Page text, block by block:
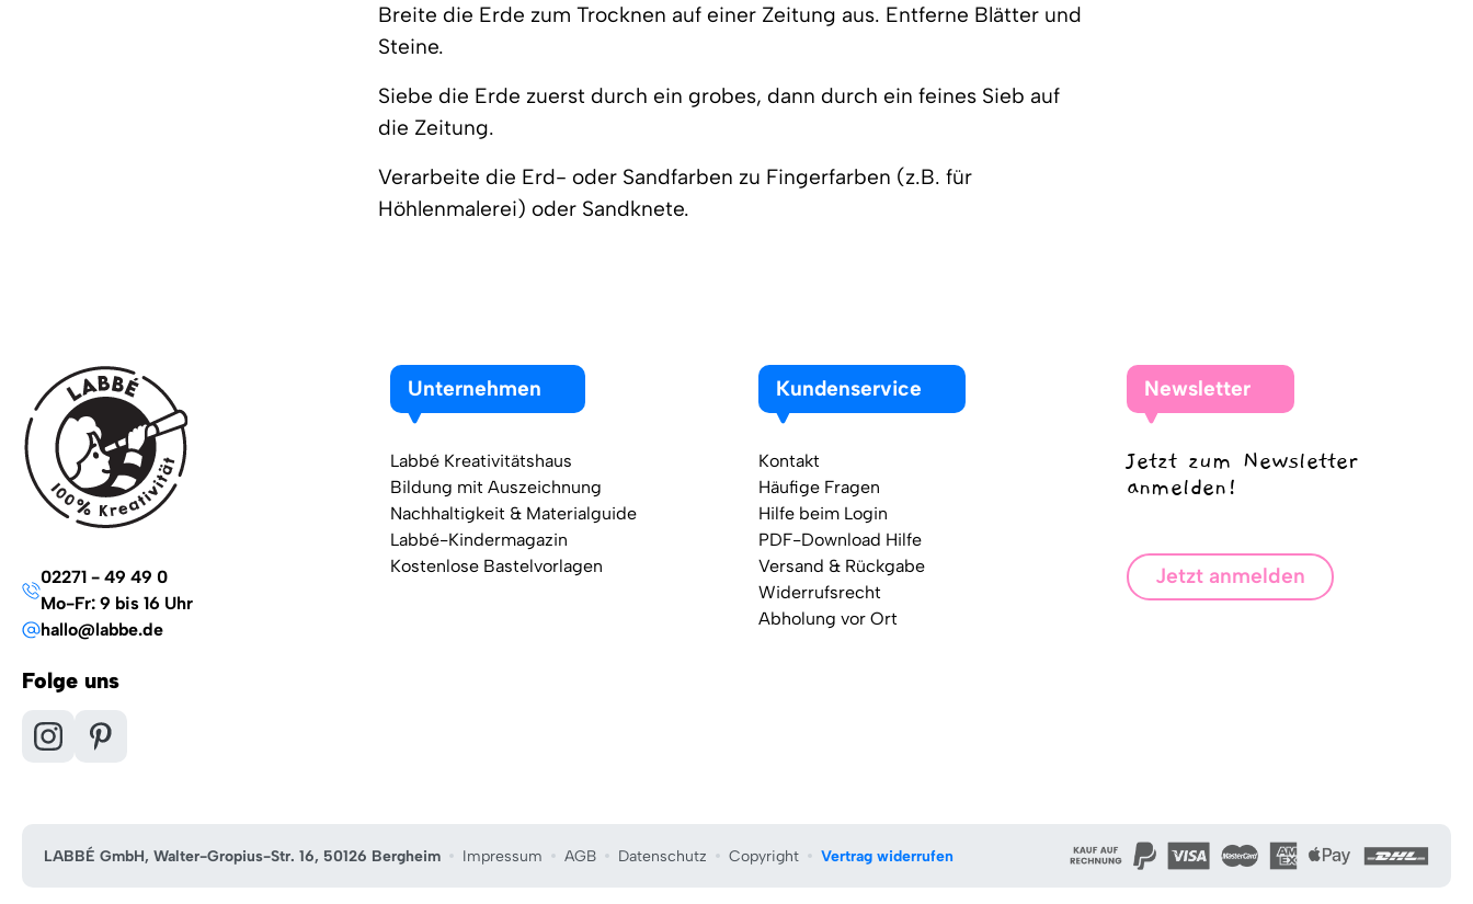
Breite die Erde zum Trocknen auf einer Zeitung aus. Entferne Blätter und
Steine.
Siebe die Erde zuerst durch ein grobes, dann durch ein feines Sieb auf
die Zeitung.
Verarbeite die Erd- oder Sandfarben zu Fingerfarben (z.B. für
Höhlenmalerei) oder Sandknete.
02271 - 49 49 0
Mo-Fr: 9 bis 16 Uhr
hallo@labbe.de
Folge uns
Unternehmen
Labbé Kreativitätshaus
Bildung mit Auszeichnung
Nachhaltigkeit & Materialguide
Labbé-Kindermagazin
Kostenlose Bastelvorlagen
Kundenservice
Kontakt
Häufige Fragen
Hilfe beim Login
PDF-Download Hilfe
Versand & Rückgabe
Widerrufsrecht
Abholung vor Ort
Newsletter
Jetzt zum Newsletter
anmelden!
Jetzt anmelden
LABBÉ GmbH, Walter-Gropius-Str. 16, 50126 Bergheim Impressum AGB Datenschutz Copyright Vertrag widerrufen